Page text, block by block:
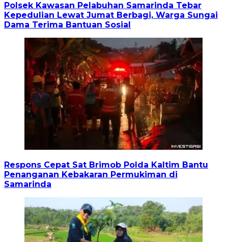
Polsek Kawasan Pelabuhan Samarinda Tebar
Kepedulian Lewat Jumat Berbagi, Warga Sungai
Dama Terima Bantuan Sosial
Respons Cepat Sat Brimob Polda Kaltim Bantu
Penanganan Kebakaran Permukiman di
Samarinda